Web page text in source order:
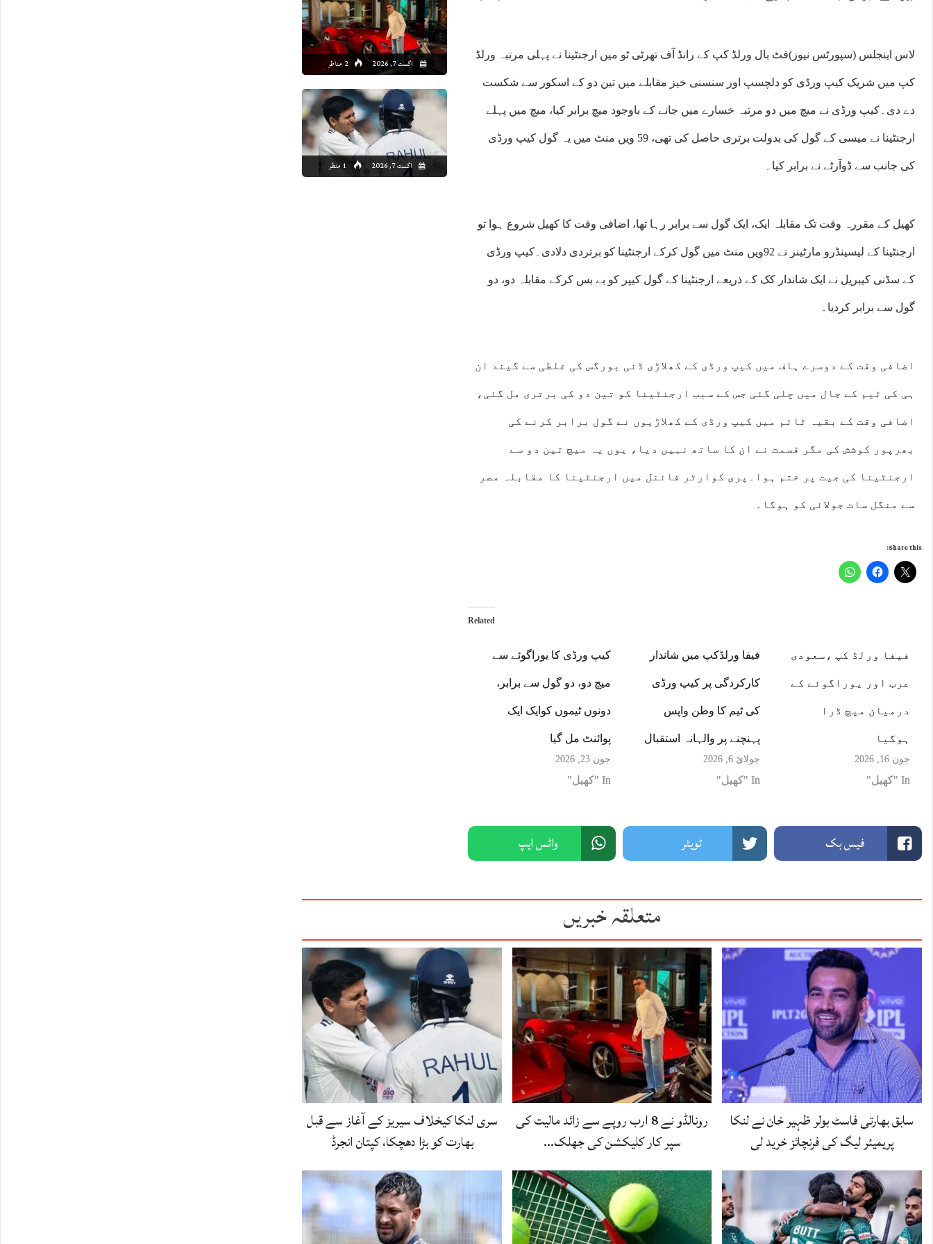
اگست 7, 2026 2 مناظر
اگست 7, 2026 1 منظر
لاس اینجلس (سپورٹس نیوز)فٹ بال ورلڈ کپ کے رانڈ آف تھرٹی ٹو میں ارجنٹینا نے پہلی مرتبہ ورلڈ
کپ میں شریک کیپ ورڈی کو دلچسپ اور سنسنی خیز مقابلے میں تین دو کے اسکور سے شکست
دے دی۔کیپ ورڈی نے میچ میں دو مرتبہ خسارے میں جانے کے باوجود میچ برابر کیا، میچ میں پہلے
ارجنٹینا نے میسی کے گول کی بدولت برتری حاصل کی تھی، 59 ویں منٹ میں یہ گول کیپ ورڈی
کی جانب سے ڈوآرٹے نے برابر کیا۔
کھیل کے مقررہ وقت تک مقابلہ ایک، ایک گول سے برابر رہا تھا، اضافی وقت کا کھیل شروع ہوا تو
ارجنٹینا کے لیسینڈرو مارٹینز نے 92ویں منٹ میں گول کرکے ارجنٹینا کو برتردی دلادی۔کیپ ورڈی
کے سڈنی کیبریل نے ایک شاندار کک کے ذریعے ارجنٹینا کے گول کیپر کو بے بس کرکے مقابلہ دو، دو
گول سے برابر کردیا۔
اضافی وقت کے دوسرے ہاف میں کیپ ورڈی کے کھلاڑی ڈنی بورگس کی غلطی سے گیند ان
ہی کی ٹیم کے جال میں چلی گئی جس کے سبب ارجنٹینا کو تین دو کی برتری مل گئی،
اضافی وقت کے بقیہ ٹائم میں کیپ ورڈی کے کھلاڑیوں نے گول برابر کرنے کی
بھرپور کوشش کی مگر قسمت نے ان کا ساتھ نہیں دیا، یوں یہ میچ تین دو سے
ارجنٹینا کی جیت پر ختم ہوا۔پری کوارٹر فائنل میں ارجنٹینا کا مقابلہ مصر
سے منگل سات جولائی کو ہوگا۔
Share this:
Related
کیپ ورڈی کا یوراگوئے سے
میچ دو، دو گول سے برابر،
دونوں ٹیموں کوایک ایک
پوائنٹ مل گیا
جون 23, 2026
In "کھیل"
فیفا ورلڈکپ میں شاندار
کارکردگی پر کیپ ورڈی
کی ٹیم کا وطن واپس
پہنچنے پر والہانہ استقبال
جولائ 6, 2026
In "کھیل"
فیفا ورلڈ کپ ،سعودی
عرب اور یوراگوئے کے
درمیان میچ ڈرا
ہوگیا
جون 16, 2026
In "کھیل"
فیس بک ٹویٹر واٹس ایپ
متعلقہ خبریں
سابق بھارتی فاسٹ بولر ظہیر خان نے لنکا
پریمیئر لیگ کی فرنچائز خرید لی
رونالڈو نے 8 ارب روپے سے زائد مالیت کی
سپر کار کلیکشن کی جھلک…
سری لنکا کیخلاف سیریز کے آغاز سے قبل
بھارت کو بڑا دھچکا، کپتان انجرڈ